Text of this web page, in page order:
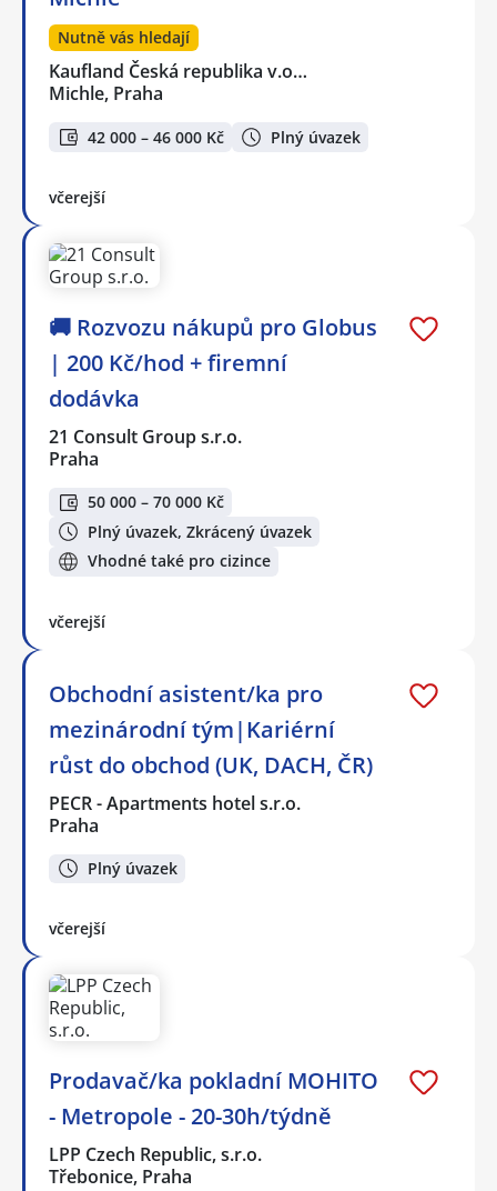
Nutně vás hledají
Kaufland Česká republika v.o…
Michle, Praha
42 000 – 46 000 Kč Plný úvazek
včerejší
🚚 Rozvozu nákupů pro Globus
| 200 Kč/hod + firemní
dodávka
21 Consult Group s.r.o.
Praha
50 000 – 70 000 Kč
Plný úvazek, Zkrácený úvazek
Vhodné také pro cizince
včerejší
Obchodní asistent/ka pro
mezinárodní tým|Kariérní
růst do obchod (UK, DACH, ČR)
PECR - Apartments hotel s.r.o.
Praha
Plný úvazek
včerejší
Prodavač/ka pokladní MOHITO
- Metropole - 20-30h/týdně
LPP Czech Republic, s.r.o.
Třebonice, Praha